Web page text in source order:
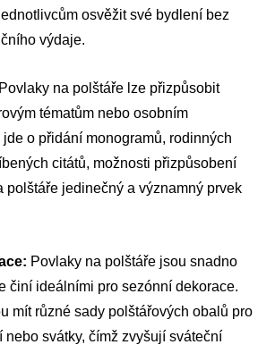
osvěžit své bydlení bez
výdaje.
Povlaky na polštáře lze přizpůsobit
tématům nebo osobním
o přidání monogramů, rodinných
citátů, možnosti přizpůsobení
polštáře jedinečný a významný prvek
Povlaky na polštáře jsou snadno
činí ideálními pro sezónní dekorace.
mít různé sady polštářových obalů pro
nebo svátky, čímž zvyšují sváteční